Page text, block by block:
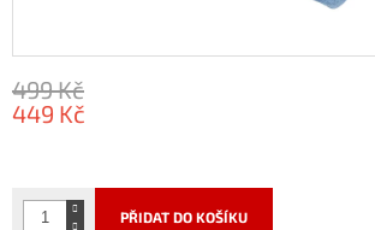
499 Kč
449 Kč
PŘIDAT DO KOŠÍKU